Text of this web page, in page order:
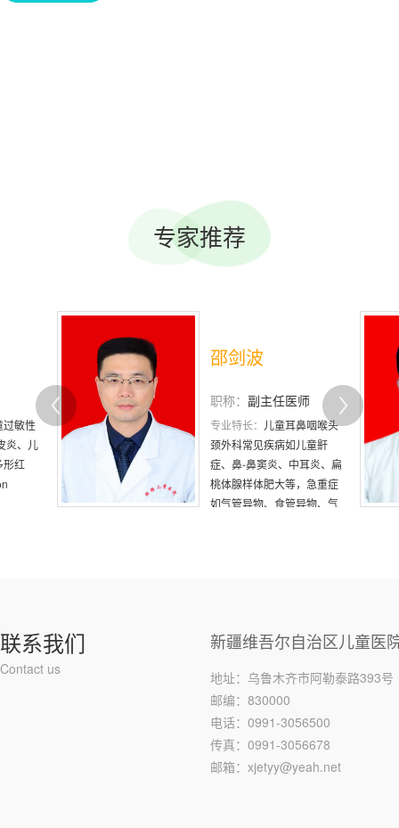
专家推荐
咽喉头
鼾
炎、扁
重症
孙记航
职称：主任医师
专业特长： 儿科影像诊断；
CT诊断技术
联系我们
Contact us
新疆维吾尔自治区儿童医
地址：乌鲁木齐市阿勒泰路393号
邮编：830000
电话：0991-3056500
传真：0991-3056678
邮箱：xjetyy@yeah.net